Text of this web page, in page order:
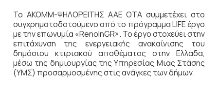
Το ΑΚΟΜΜ-ΨΗΛΟΡΕΙΤΗΣ ΑΑΕ ΟΤΑ συμμετέχει στο
συγχρηματοδοτούμενο από το πρόγραμμα LIFE έργο
με την επωνυμία «RenoInGR». Το έργο στοχεύει στην
επιτάχυνση της ενεργειακής ανακαίνισης του
δημόσιου κτιριακού αποθέματος στην Ελλάδα,
μέσω της δημιουργίας της Υπηρεσίας Μιας Στάσης
(ΥΜΣ) προσαρμοσμένης στις ανάγκες των δήμων.